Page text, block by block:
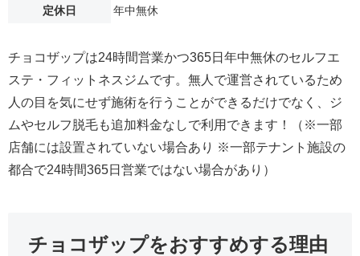
定休日
年中無休
チョコザップは24時間営業かつ365日年中無休のセルフエ
ステ・フィットネスジムです。無人で運営されているため
人の目を気にせず施術を行うことができるだけでなく、ジ
ムやセルフ脱毛も追加料金なしで利用できます！（※一部
店舗には設置されていない場合あり ※一部テナント施設の
都合で24時間365日営業ではない場合があり）
チョコザップをおすすめする理由